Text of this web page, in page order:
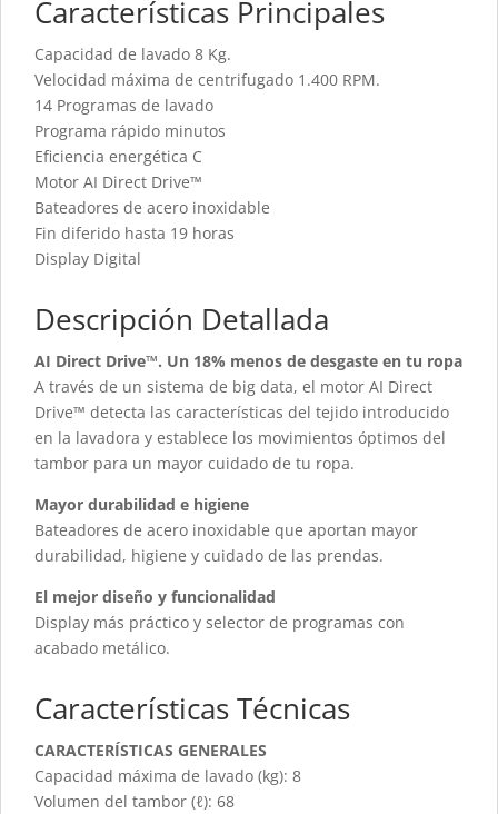
Características Principales
Capacidad de lavado 8 Kg.
Velocidad máxima de centrifugado 1.400 RPM.
14 Programas de lavado
Programa rápido minutos
Eficiencia energética C
Motor AI Direct Drive™
Bateadores de acero inoxidable
Fin diferido hasta 19 horas
Display Digital
Descripción Detallada
AI Direct Drive™. Un 18% menos de desgaste en tu ropa
A través de un sistema de big data, el motor AI Direct
Drive™ detecta las características del tejido introducido
en la lavadora y establece los movimientos óptimos del
tambor para un mayor cuidado de tu ropa.
Mayor durabilidad e higiene
Bateadores de acero inoxidable que aportan mayor
durabilidad, higiene y cuidado de las prendas.
El mejor diseño y funcionalidad
Display más práctico y selector de programas con
acabado metálico.
Características Técnicas
CARACTERÍSTICAS GENERALES
Capacidad máxima de lavado (kg): 8
Volumen del tambor (ℓ): 68